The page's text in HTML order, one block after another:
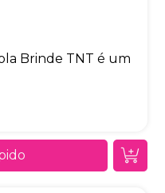
Brinde TNT é um